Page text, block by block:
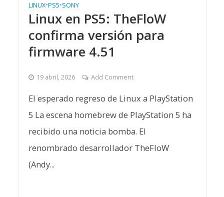
LINUX•PS5•SONY
Linux en PS5: TheFloW
confirma versión para
firmware 4.51
19 abril, 2026 Add Comment
El esperado regreso de Linux a PlayStation
5 La escena homebrew de PlayStation 5 ha
recibido una noticia bomba. El
renombrado desarrollador TheFloW
(Andy...